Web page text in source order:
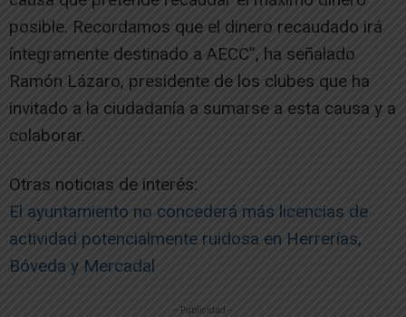
posible. Recordamos que el dinero recaudado irá
íntegramente destinado a AECC”, ha señalado
Ramón Lázaro, presidente de los clubes que ha
invitado a la ciudadanía a sumarse a esta causa y a
colaborar.
Otras noticias de interés:
El ayuntamiento no concederá más licencias de
actividad potencialmente ruidosa en Herrerías,
Bóveda y Mercadal
-- Publicidad --